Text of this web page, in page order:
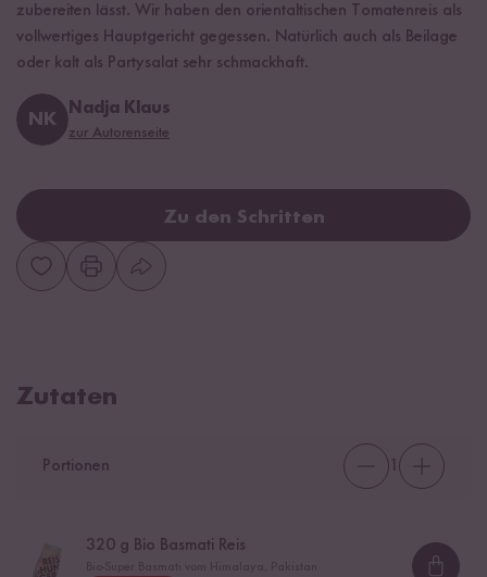
zubereiten lässt. Wir haben den orientaltischen Tomatenreis als
vollwertiges Hauptgericht gegessen. Natürlich auch als Beilage
oder kalt als Partysalat sehr schmackhaft.
NK
Nadja Klaus
zur Autorenseite
Zu den Schritten
Zutaten
Portionen
320 g Bio Basmati Reis